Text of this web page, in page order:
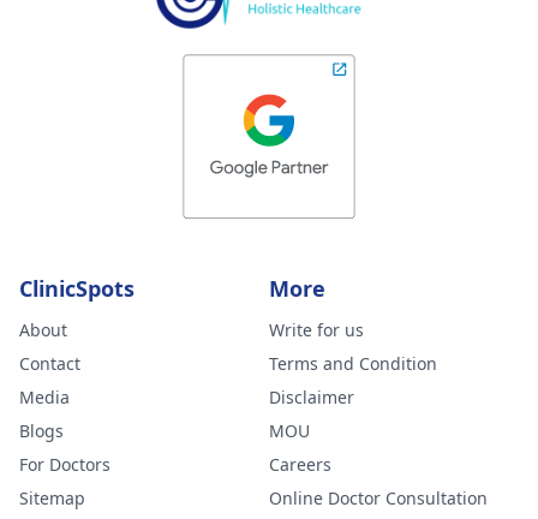
ClinicSpots
About
Contact
Media
Blogs
For Doctors
Sitemap
More
Write for us
Terms and Condition
Disclaimer
MOU
Careers
Online Doctor Consultation